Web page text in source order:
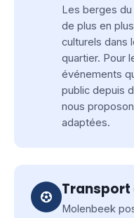
Les berges
de plus en
culturels dans
quartier. Pour
événements
public depuis
nous
adaptées.
Transport
Molenbeek